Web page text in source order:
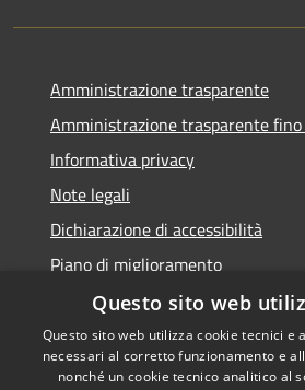
Amministrazione trasparente
Amministrazione trasparente
Informativa privacy
Note legali
Dichiarazione di accessibilità
Piano di miglioramento
Questo sito web
Questo sito web utilizza cookie tecnici e
necessari al corretto funzionamento e
nonché un cookie tecnico analitico al